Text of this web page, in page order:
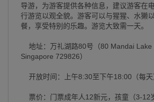
导游，为游客提供各种信息，建议游客在
行游览以观全貌。游客可以与猩猩、水獭
餐，享受特别的乐趣。游览大致需一天。
地址：万礼湖路80号（80 Mandai Lake
Singapore 729826）
开放时间：上午8:30至下午18:00（每天
票价：门票成年人12新元，孩童（3-12